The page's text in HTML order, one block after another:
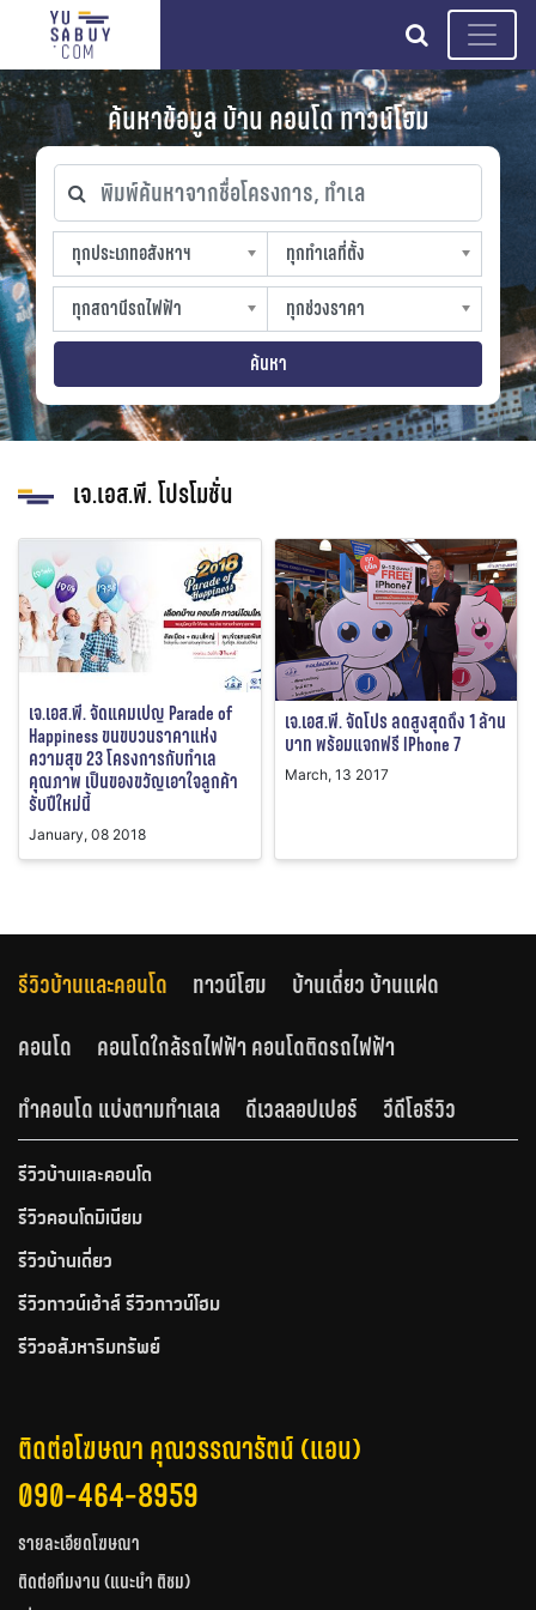
search
ค้นหาข้อมูล บ้าน คอนโด ทาวน์โฮม
พิมพ์ค้นหาจากชื่อโครงการ, ทำเล
ทุกประเภทอสังหาฯ
ทุกประเภทอสังหาฯ
sproperty
ทุกทำเลที่ตั้ง
ทุกทำเลที่ตั้ง
slocation
ทุกสถานีรถไฟฟ้า
ทุกสถานีรถไฟฟ้า
strain-station
ทุกช่วงราคา
ทุกช่วงราคา
sprice
ค้นหา
เจ.เอส.พี. โปรโมชั่น
เจ.เอส.พี. จัดแคมเปญ Parade of
Happiness ขนขบวนราคาแห่ง
ความสุข 23 โครงการกับทำเล
คุณภาพ เป็นของขวัญเอาใจลูกค้า
รับปีใหม่นี้
January, 08 2018
เจ.เอส.พี. จัดโปร ลดสูงสุดถึง 1 ล้าน
บาท พร้อมแจกฟรี IPhone 7
March, 13 2017
รีวิวบ้านและคอนโด ทาวน์โฮม
บ้านเดี่ยว บ้านแฝด
คอนโด
คอนโดใกล้รถไฟฟ้า คอนโดติดรถไฟฟ้า
ทำคอนโด แบ่งตามทำเลเล
ดีเวลลอปเปอร์ วีดีโอรีวิว
รีวิวบ้านและคอนโด
รีวิวคอนโดมิเนียม
รีวิวบ้านเดี่ยว
รีวิวทาวน์เฮ้าส์ รีวิวทาวน์โฮม
รีวิวอสังหาริมทรัพย์
ติดต่อโฆษณา คุณวรรณารัตน์ (แอน)
090-464-8959
รายละเอียดโฆษณา
ติดต่อทีมงาน (แนะนำ ติชม)